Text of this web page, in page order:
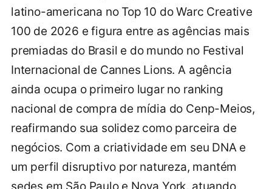
latino-americana no Top 10 do Warc Creative
100 de 2026 e figura entre as agências mais
premiadas do Brasil e do mundo no Festival
Internacional de Cannes Lions. A agência
ainda ocupa o primeiro lugar no ranking
nacional de compra de mídia do Cenp-Meios,
reafirmando sua solidez como parceira de
negócios. Com a criatividade em seu DNA e
um perfil disruptivo por natureza, mantém
sedes em São Paulo e Nova York, atuando